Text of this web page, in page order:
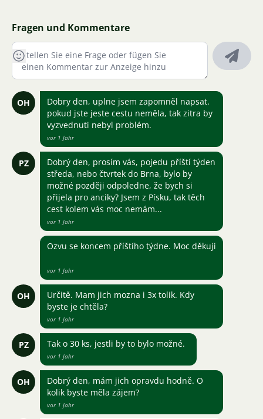
Fragen und Kommentare
OH
Dobry den, uplne jsem zapomněl napsat.
pokud jste jeste cestu neměla, tak zitra by
vyzvednuti nebyl problém.
vor 1 Jahr
PZ
Dobrý den, prosím vás, pojedu příští týden
středa, nebo čtvrtek do Brna, bylo by
možné později odpoledne, že bych si
přijela pro anciky? Jsem z Písku, tak těch
cest kolem vás moc nemám...
vor 1 Jahr
Ozvu se koncem příštího týdne. Moc děkuji
vor 1 Jahr
OH
Určitě. Mam jich mozna i 3x tolik. Kdy
byste je chtěla?
vor 1 Jahr
PZ Tak o 30 ks, jestli by to bylo možné.
vor 1 Jahr
OH
Dobrý den, mám jich opravdu hodně. O
kolik byste měla zájem?
vor 1 Jahr